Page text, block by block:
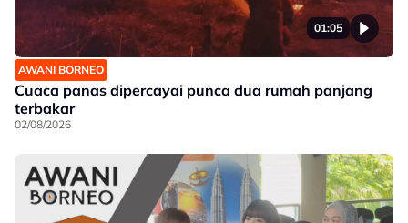
01:05
AWANI BORNEO
Cuaca panas dipercayai punca dua rumah panjang
terbakar
02/08/2026